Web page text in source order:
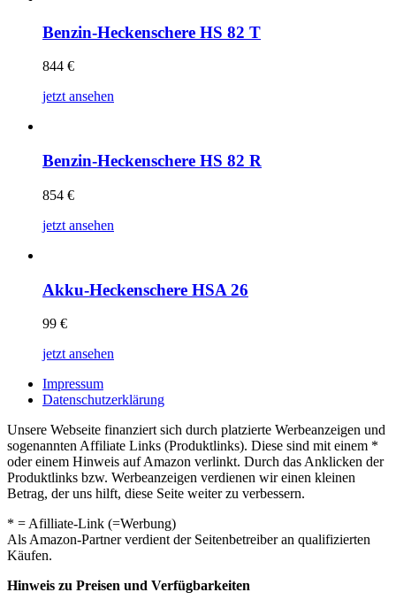
Benzin-Heckenschere HS 82 T
844 €
jetzt ansehen
Benzin-Heckenschere HS 82 R
854 €
jetzt ansehen
Akku-Heckenschere HSA 26
99 €
jetzt ansehen
Impressum
Datenschutzerklärung
Unsere Webseite finanziert sich durch platzierte Werbeanzeigen und
sogenannten Affiliate Links (Produktlinks). Diese sind mit einem *
oder einem Hinweis auf Amazon verlinkt. Durch das Anklicken der
Produktlinks bzw. Werbeanzeigen verdienen wir einen kleinen
Betrag, der uns hilft, diese Seite weiter zu verbessern.
* = Afilliate-Link (=Werbung)
Als Amazon-Partner verdient der Seitenbetreiber an qualifizierten
Käufen.
Hinweis zu Preisen und Verfügbarkeiten